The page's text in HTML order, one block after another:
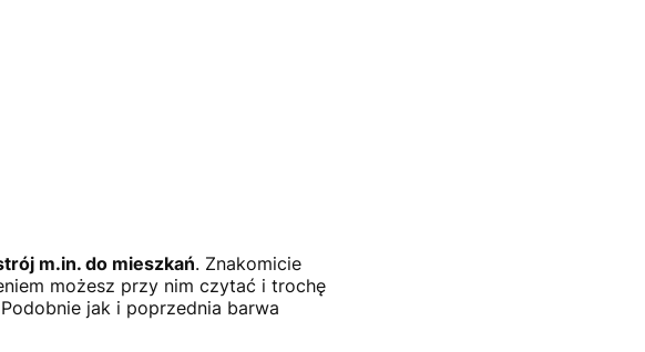
m.in. do mieszkań. Znakomicie
możesz przy nim czytać i trochę
jak i poprzednia barwa